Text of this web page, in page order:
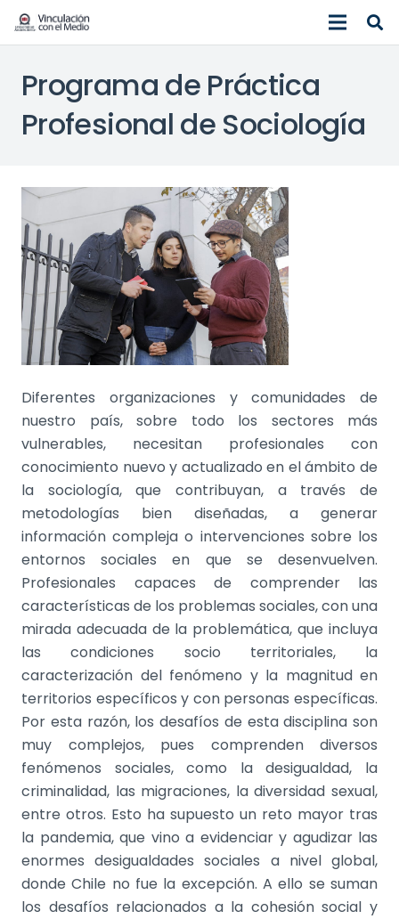
Programa de Práctica
Profesional de Sociología
Diferentes organizaciones y comunidades de
nuestro país, sobre todo los sectores más
vulnerables, necesitan profesionales con
conocimiento nuevo y actualizado en el ámbito de
la sociología, que contribuyan, a través de
metodologías bien diseñadas, a generar
información compleja o intervenciones sobre los
entornos sociales en que se desenvuelven.
Profesionales capaces de comprender las
características de los problemas sociales, con una
mirada adecuada de la problemática, que incluya
las condiciones socio territoriales, la
caracterización del fenómeno y la magnitud en
territorios específicos y con personas específicas.
Por esta razón, los desafíos de esta disciplina son
muy complejos, pues comprenden diversos
fenómenos sociales, como la desigualdad, la
criminalidad, las migraciones, la diversidad sexual,
entre otros. Esto ha supuesto un reto mayor tras
la pandemia, que vino a evidenciar y agudizar las
enormes desigualdades sociales a nivel global,
donde Chile no fue la excepción. A ello se suman
los desafíos relacionados a la cohesión social y